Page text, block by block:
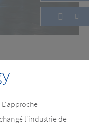
L'approche
l'industrie de